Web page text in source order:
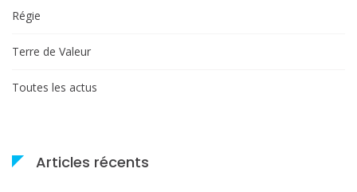
Régie
Terre de Valeur
Toutes les actus
Articles récents